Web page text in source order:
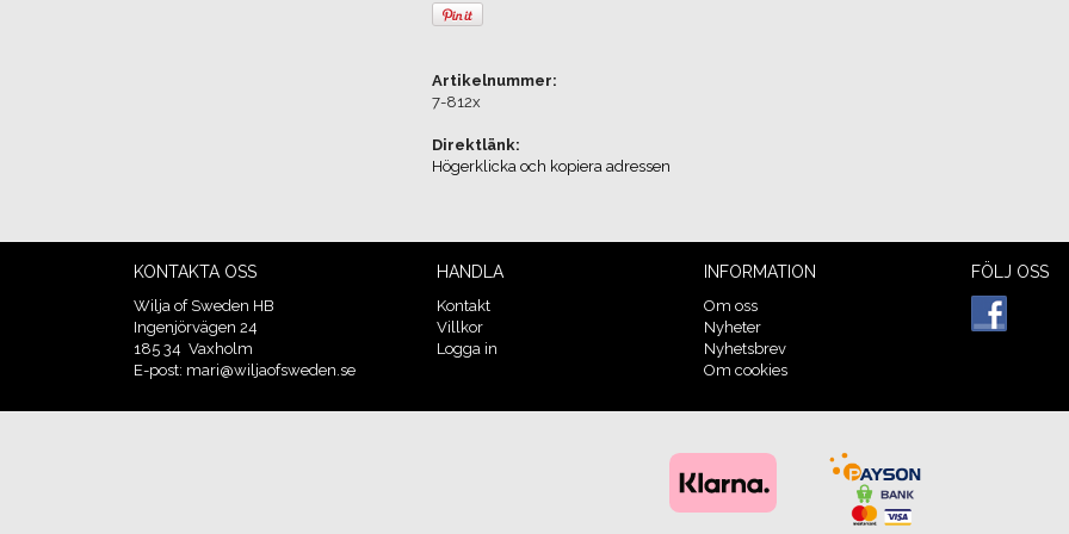
Artikelnummer:
7-812x
Direktlänk:
Högerklicka och kopiera adressen
KONTAKTA OSS
Wilja of Sweden HB
Ingenjörvägen 24
185 34 Vaxholm
E-post: mari@wiljaofsweden.se
HANDLA
Kontakt
Villkor
Logga in
INFORMATION
Om oss
Nyheter
Nyhetsbrev
Om cookies
FÖLJ OSS